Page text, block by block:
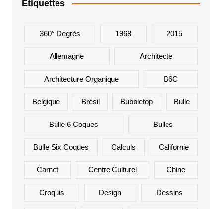
Étiquettes
360° Degrés 1968 2015
Allemagne Architecte
Architecture Organique B6C
Belgique Brésil Bubbletop Bulle
Bulle 6 Coques Bulles
Bulle Six Coques Calculs Californie
Carnet Centre Culturel Chine
Croquis Design Dessins